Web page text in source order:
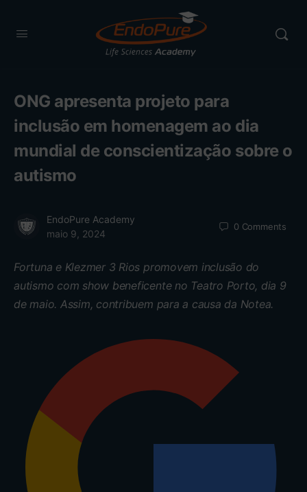
ONG apresenta projeto para
inclusão em homenagem ao dia
mundial de conscientização sobre o
autismo
EndoPure Academy
maio 9, 2024
0 Comments
Fortuna e Klezmer 3 Rios promovem inclusão do
autismo com show beneficente no Teatro Porto, dia 9
de maio. Assim, contribuem para a causa da Notea.